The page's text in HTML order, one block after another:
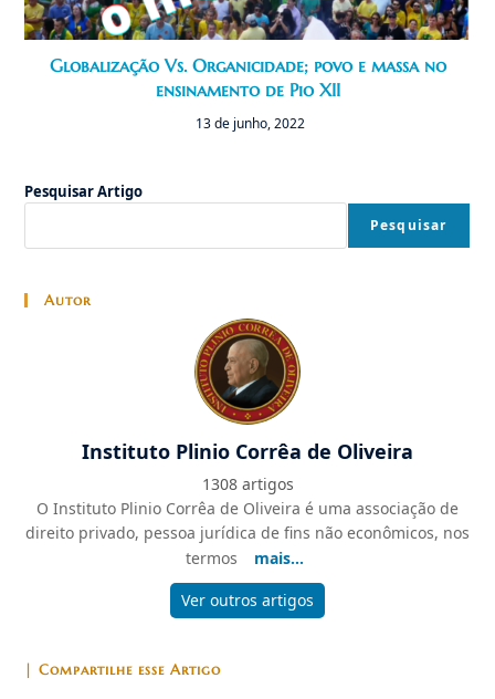
Globalização Vs. Organicidade; povo e massa no
ensinamento de Pio XII
13 de junho, 2022
Pesquisar Artigo
Pesquisar
Autor
Instituto Plinio Corrêa de Oliveira
1308 artigos
O Instituto Plinio Corrêa de Oliveira é uma associação de
direito privado, pessoa jurídica de fins não econômicos, nos
termos
mais...
Ver outros artigos
| Compartilhe esse Artigo